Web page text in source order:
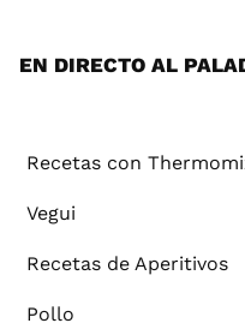
EN DIRECTO AL
Recetas con
Vegui
Recetas de Aperitivos
Pollo